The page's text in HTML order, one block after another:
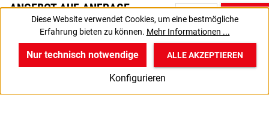
ANGEBOT AUF ANFRAGE
Bitte nutzen Sie die Produktanfrage, um ein individuelles Angebot
von uns zu erhalten.
Diese Website verwendet Cookies, um eine bestmögliche
Erfahrung bieten zu können. Mehr Informationen ...
Nur technisch notwendige
Konfigurieren
ALLE AKZEPTIEREN
v
Produkte
B